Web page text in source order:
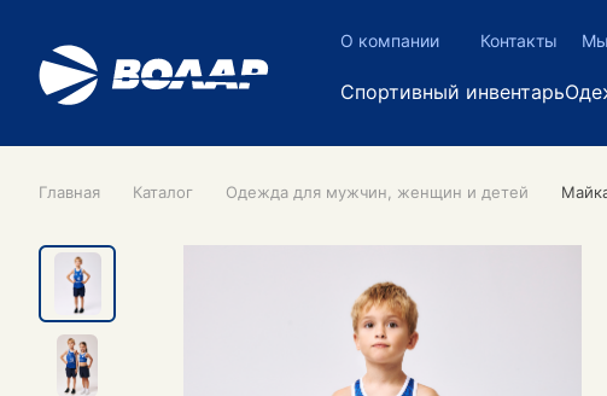
О компании Контакты Мы
Спортивный инвентарь
Главная Каталог Одежда для мужчин, женщин и детей